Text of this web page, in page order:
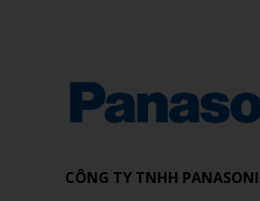
CÔNG TY TNHH